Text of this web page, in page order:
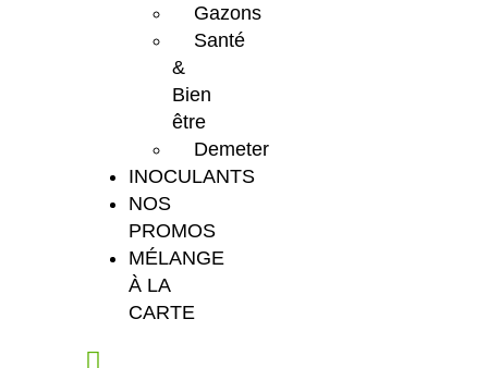
Gazons
Santé
&
Bien
être
Demeter
INOCULANTS
NOS
PROMOS
MÉLANGE
À LA
CARTE